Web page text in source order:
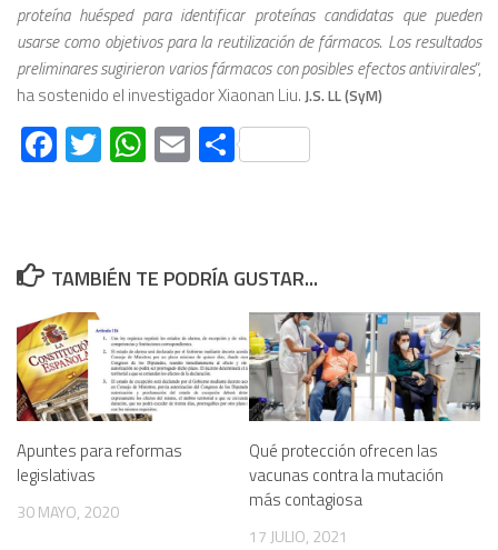
proteína huésped para identificar proteínas candidatas que pueden
usarse como objetivos para la reutilización de fármacos. Los resultados
preliminares sugirieron varios fármacos con posibles efectos antivirales“,
ha sostenido el investigador Xiaonan Liu. J.S. LL (SyM)
Facebook
Twitter
WhatsApp
EmailCompartir
TAMBIÉN TE PODRÍA GUSTAR...
Apuntes para reformas
legislativas
30 MAYO, 2020
Qué protección ofrecen las
vacunas contra la mutación
más contagiosa
17 JULIO, 2021